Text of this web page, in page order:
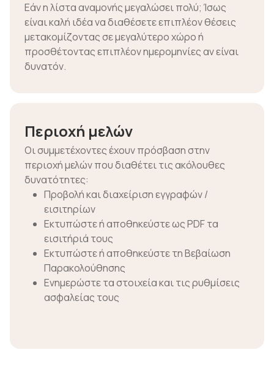
Εάν η λίστα αναμονής μεγαλώσει πολύ; Ίσως
είναι καλή ιδέα να διαθέσετε επιπλέον θέσεις
μετακομίζοντας σε μεγαλύτερο χώρο ή
προσθέτοντας επιπλέον ημερομηνίες αν είναι
δυνατόν.
Περιοχή μελών
Οι συμμετέχοντες έχουν πρόσβαση στην
περιοχή μελών που διαθέτει τις ακόλουθες
δυνατότητες:
Προβολή και διαχείριση εγγραφών /
εισιτηρίων
Εκτυπώστε ή αποθηκεύστε ως PDF τα
εισιτήριά τους
Εκτυπώστε ή αποθηκεύστε τη Βεβαίωση
Παρακολούθησης
Ενημερώστε τα στοιχεία και τις ρυθμίσεις
ασφαλείας τους